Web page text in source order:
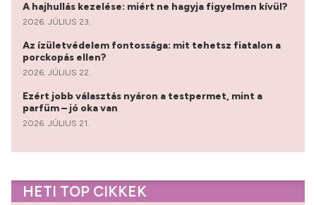
A hajhullás kezelése: miért ne hagyja figyelmen kívül?
2026. JÚLIUS 23.
Az ízületvédelem fontossága: mit tehetsz fiatalon a
porckopás ellen?
2026. JÚLIUS 22.
Ezért jobb választás nyáron a testpermet, mint a
parfüm – jó oka van
2026. JÚLIUS 21.
HETI TOP CIKKEK